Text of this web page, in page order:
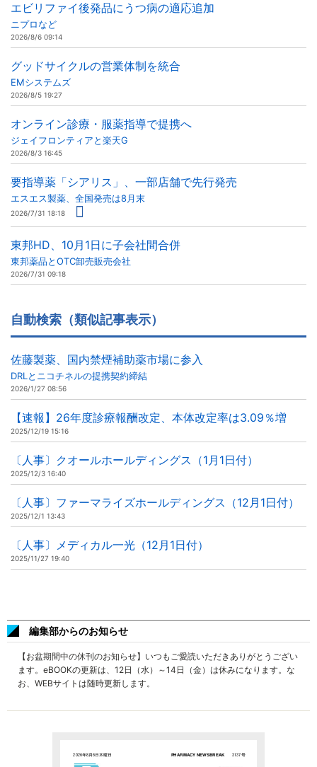
エビリファイ後発品にうつ病の適応追加
ニプロなど
2026/8/6 09:14
グッドサイクルの営業体制を統合
EMシステムズ
2026/8/5 19:27
オンライン診療・服薬指導で提携へ
ジェイフロンティアと楽天G
2026/8/3 16:45
要指導薬「シアリス」、一部店舗で先行発売
エスエス製薬、全国発売は8月末
2026/7/31 18:18
東邦HD、10月1日に子会社間合併
東邦薬品とOTC卸売販売会社
2026/7/31 09:18
自動検索（類似記事表示）
佐藤製薬、国内禁煙補助薬市場に参入
DRLとニコチネルの提携契約締結
2026/1/27 08:56
【速報】26年度診療報酬改定、本体改定率は3.09％増
2025/12/19 15:16
〔人事〕クオールホールディングス（1月1日付）
2025/12/3 16:40
〔人事〕ファーマライズホールディングス（12月1日付）
2025/12/1 13:43
〔人事〕メディカル一光（12月1日付）
2025/11/27 19:40
編集部からのお知らせ
【お盆期間中の休刊のお知らせ】いつもご愛読いただきありがとうござい
ます。eBOOKの更新は、12日（水）～14日（金）は休みになります。な
お、WEBサイトは随時更新します。